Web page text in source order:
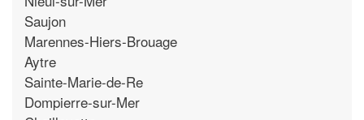
Saujon
Marennes-Hiers-Brouage
Aytre
Sainte-Marie-de-Re
Dompierre-sur-Mer